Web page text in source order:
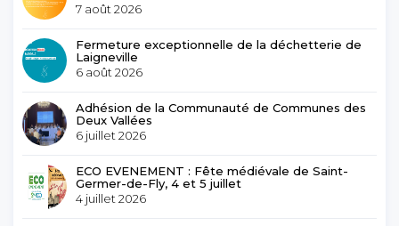
7 août 2026
Fermeture exceptionnelle de la déchetterie de
Laigneville
6 août 2026
Adhésion de la Communauté de Communes des
Deux Vallées
6 juillet 2026
ECO EVENEMENT : Fête médiévale de Saint-
Germer-de-Fly, 4 et 5 juillet
4 juillet 2026